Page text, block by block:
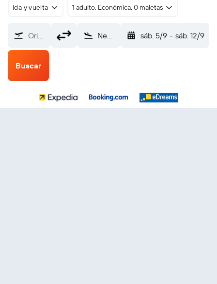
Ida y vuelta 1 adulto, Económica, 0 maletas
Origen New Bern Coastal Carolina Rgnl (EWN) sáb. 5/9 - sáb. 12/9
Buscar